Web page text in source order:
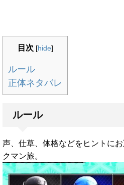
目次 [hide]
ルール
正体ネタバレ
ルール
声、仕草、体格などをヒントに
クマン旅。